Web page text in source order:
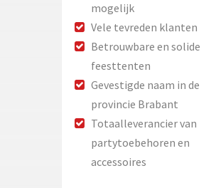
mogelijk
Vele tevreden klanten
Betrouwbare en solide
feesttenten
Gevestigde naam in de
provincie Brabant
Totaalleverancier van
partytoebehoren en
accessoires